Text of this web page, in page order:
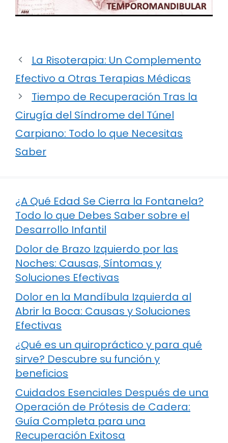
La Risoterapia: Un Complemento
Efectivo a Otras Terapias Médicas
Tiempo de Recuperación Tras la
Cirugía del Síndrome del Túnel
Carpiano: Todo lo que Necesitas
Saber
¿A Qué Edad Se Cierra la Fontanela?
Todo lo que Debes Saber sobre el
Desarrollo Infantil
Dolor de Brazo Izquierdo por las
Noches: Causas, Síntomas y
Soluciones Efectivas
Dolor en la Mandíbula Izquierda al
Abrir la Boca: Causas y Soluciones
Efectivas
¿Qué es un quiropráctico y para qué
sirve? Descubre su función y
beneficios
Cuidados Esenciales Después de una
Operación de Prótesis de Cadera:
Guía Completa para una
Recuperación Exitosa